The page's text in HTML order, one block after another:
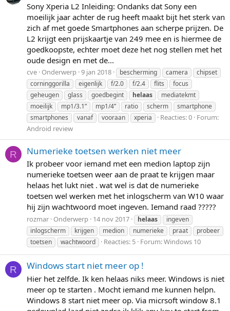
Sony Xperia L2 Inleiding: Ondanks dat Sony een
moeilijk jaar achter de rug heeft maakt bijt het sterk van
zich af met goede Smartphones aan scherpe prijzen. De
L2 krijgt een prijskaartje van 249 mee en is hiermee de
goedkoopste, echter moet deze het nog stellen met het
oude design en met de...
cve Onderwerp 9 jan 2018 bescherming camera
chipset
corninggorilla
eigenlijk f/2.0 f/2.4 flits
focus
geheugen
glass goedbegint helaas
mediatekmt
moeilijk
mp1/3.1” mp1/4” ratio scherm
smartphone
smartphones
vanaf vooraan xperia Reacties: 0 Forum:
Android review
R Numerieke toetsen werken niet meer
Ik probeer voor iemand met een medion laptop zijn
numerieke toetsen weer aan de praat te krijgen maar
helaas het lukt niet . wat wel is dat de numerieke
toetsen wel werken met het inlogscherm van W10 waar
hij zijn wachtwoord moet ingeven. Iemand raad ?????
rozmar Onderwerp 14 nov 2017 helaas
ingeven
inlogscherm
krijgen medion numerieke praat
probeer
toetsen
wachtwoord Reacties: 5 Forum:Windows 10
R Windows start niet meer op !
Hier het zelfde. Ik ken helaas niks meer. Windows is niet
meer op te starten . Mocht iemand me kunnen helpn.
Windows 8 start niet meer op. Via micrsoft window 8.1